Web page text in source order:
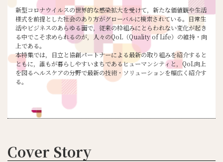
新型コロナウイルスの世界的な感染拡大を受けて，新たな価値観や生活
様式を前提とした社会のあり方がグローバルに模索されている。日常生
活やビジネスのあらゆる面で，従来の枠組みにとらわれない変化が起き
る中でこそ求められるのが，人々のQoL（Quality of Life）の維持・向
上である。
本特集では，日立と協創パートナーによる最新の取り組みを紹介すると
ともに，誰もが暮らしやすいまちであるヒューマンシティと，QoL向上
を図るヘルスケアの分野で最新の技術・ソリューションを幅広く紹介す
る。
Cover Story